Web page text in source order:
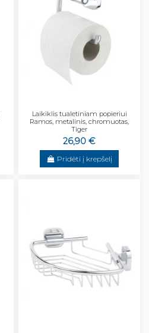
Laikiklis tualetiniam popieriui
Ramos, metalinis, chromuotas,
Tiger
26,90 €
Pridėti į krepšelį